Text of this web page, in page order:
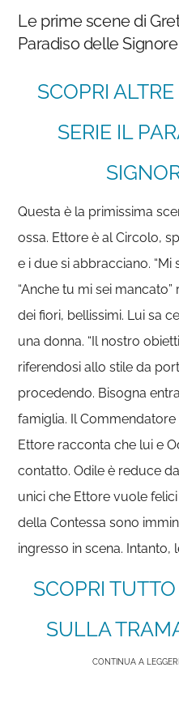
Le prime scene di
Paradiso delle Signore
SCOPRI
SERIE IL
Questa è la primissima
ossa. Ettore è al Circolo,
e i due si abbracciano. “Mi
“Anche tu mi sei
dei fiori, bellissimi. Lui sa
una donna. “Il nostro
riferendosi allo stile da
procedendo. Bisogna
famiglia. Il
Ettore racconta che lui e
contatto. Odile è reduce
unici che Ettore vuole
della Contessa sono
ingresso in scena. Intanto,
SCOPRI
SULLA
CONTINUA A